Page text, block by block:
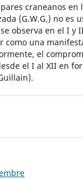
craneanos en
(G.W.G.) no es
observa en el I y
como una
el
el I al XII en